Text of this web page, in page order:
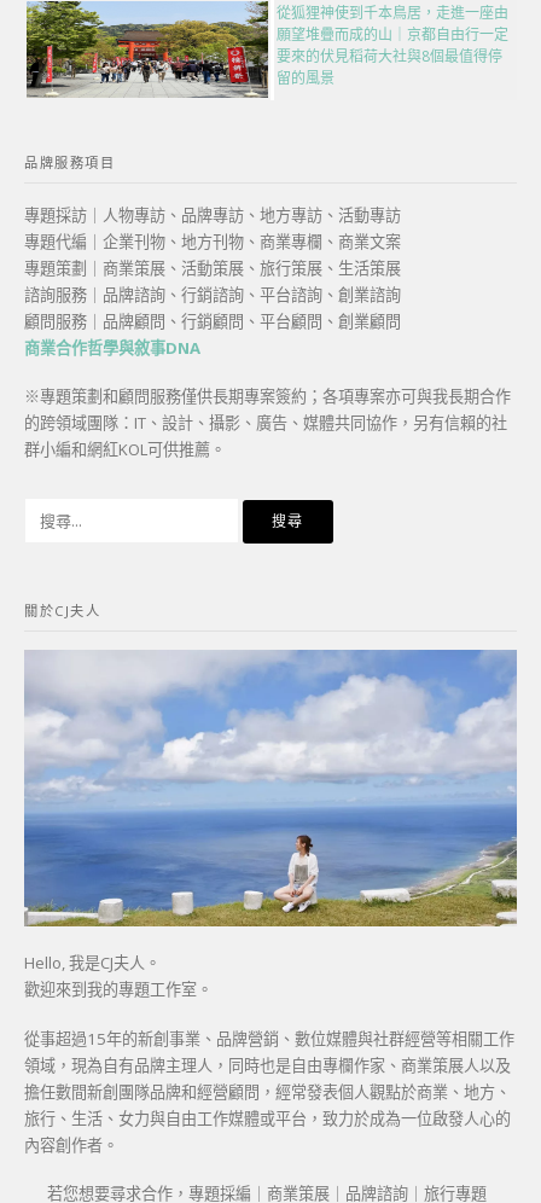
從狐狸神使到千本鳥居，走進一座由
願望堆疊而成的山｜京都自由行一定
要來的伏見稻荷大社與8個最值得停
留的風景
品牌服務項目
專題採訪｜人物專訪、品牌專訪、地方專訪、活動專訪
專題代編｜企業刊物、地方刊物、商業專欄、商業文案
專題策劃｜商業策展、活動策展、旅行策展、生活策展
諮詢服務｜品牌諮詢、行銷諮詢、平台諮詢、創業諮詢
顧問服務｜品牌顧問、行銷顧問、平台顧問、創業顧問
商業合作哲學與敘事DNA
※專題策劃和顧問服務僅供長期專案簽約；各項專案亦可與我長期合作
的跨領域團隊：IT、設計、攝影、廣告、媒體共同協作，另有信賴的社
群小編和網紅KOL可供推薦。
字:
關於CJ夫人
Hello, 我是CJ夫人。
歡迎來到我的專題工作室。
從事超過15年的新創事業、品牌營銷、數位媒體與社群經營等相關工作
領域，現為自有品牌主理人，同時也是自由專欄作家、商業策展人以及
擔任數間新創團隊品牌和經營顧問，經常發表個人觀點於商業、地方、
旅行、生活、女力與自由工作媒體或平台，致力於成為一位啟發人心的
內容創作者。
若您想要尋求合作，專題採編｜商業策展｜品牌諮詢｜旅行專題